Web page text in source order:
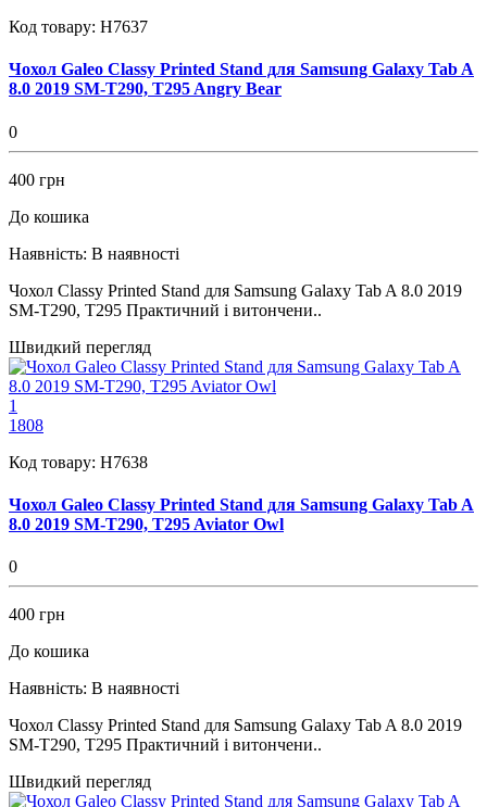
Код товару: H7637
Чохол Galeo Classy Printed Stand для Samsung Galaxy Tab A
8.0 2019 SM-T290, T295 Angry Bear
0
400 грн
До кошика
Наявність: В наявності
Чохол Classy Printed Stand для Samsung Galaxy Tab A 8.0 2019
SM-T290, T295 Практичний і витончени..
Швидкий перегляд
1
1808
Код товару: H7638
Чохол Galeo Classy Printed Stand для Samsung Galaxy Tab A
8.0 2019 SM-T290, T295 Aviator Owl
0
400 грн
До кошика
Наявність: В наявності
Чохол Classy Printed Stand для Samsung Galaxy Tab A 8.0 2019
SM-T290, T295 Практичний і витончени..
Швидкий перегляд